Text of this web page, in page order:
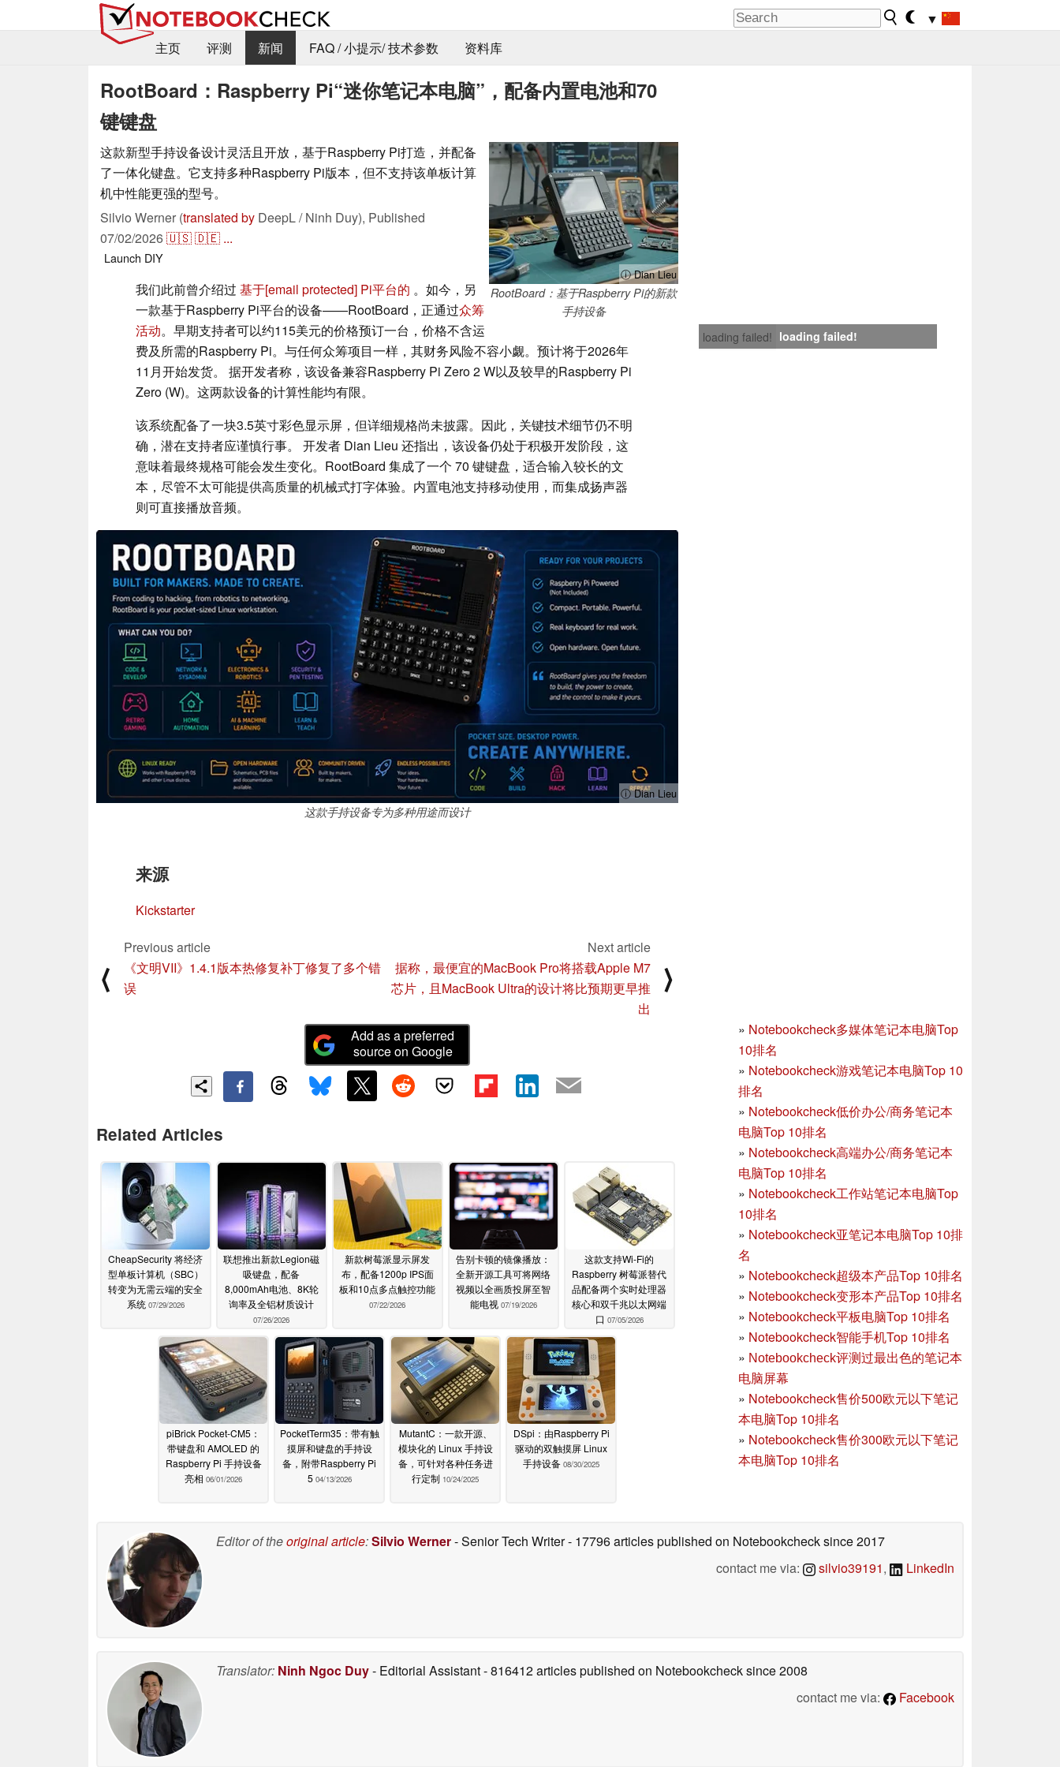
▼
主页
评测 新闻 FAQ / 小提示/ 技术参数 资料库
RootBoard：Raspberry Pi“迷你笔记本电脑”，配备内置电池和70
键键盘
ⓘ Dian Lieu
RootBoard：基于Raspberry Pi的新款
手持设备
这款新型手持设备设计灵活且开放，基于Raspberry Pi打造，并配备
了一体化键盘。它支持多种Raspberry Pi版本，但不支持该单板计算
机中性能更强的型号。
Silvio Werner (translated by DeepL / Ninh Duy), Published
07/02/2026🇺🇸🇩🇪 ...
Launch DIY
loading failed! loading failed!
我们此前曾介绍过 基于[email protected] Pi平台的 。如今，另
一款基于Raspberry Pi平台的设备——RootBoard，正通过众筹
活动。早期支持者可以约115美元的价格预订一台，价格不含运
费及所需的Raspberry Pi。与任何众筹项目一样，其财务风险不容小觑。预计将于2026年
11月开始发货。 据开发者称，该设备兼容Raspberry Pi Zero 2 W以及较早的Raspberry Pi
Zero (W)。这两款设备的计算性能均有限。
该系统配备了一块3.5英寸彩色显示屏，但详细规格尚未披露。因此，关键技术细节仍不明
确，潜在支持者应谨慎行事。 开发者 Dian Lieu 还指出，该设备仍处于积极开发阶段，这
意味着最终规格可能会发生变化。RootBoard 集成了一个 70 键键盘，适合输入较长的文
本，尽管不太可能提供高质量的机械式打字体验。内置电池支持移动使用，而集成扬声器
则可直接播放音频。
ⓘ Dian Lieu
这款手持设备专为多种用途而设计
来源
Kickstarter
⟨
Previous article
《文明VII》1.4.1版本热修复补丁修复了多个错
误
Next article
据称，最便宜的MacBook Pro将搭载Apple M7
芯片，且MacBook Ultra的设计将比预期更早推
出
⟩
» Notebookcheck多媒体笔记本电脑Top
10排名
» Notebookcheck游戏笔记本电脑Top 10
排名
» Notebookcheck低价办公/商务笔记本
电脑Top 10排名
» Notebookcheck高端办公/商务笔记本
电脑Top 10排名
» Notebookcheck工作站笔记本电脑Top
10排名
» Notebookcheck亚笔记本电脑Top 10排
名
» Notebookcheck超级本产品Top 10排名
» Notebookcheck变形本产品Top 10排名
» Notebookcheck平板电脑Top 10排名
» Notebookcheck智能手机Top 10排名
» Notebookcheck评测过最出色的笔记本
电脑屏幕
» Notebookcheck售价500欧元以下笔记
本电脑Top 10排名
» Notebookcheck售价300欧元以下笔记
本电脑Top 10排名
Add as a preferred
source on Google
Related Articles
CheapSecurity 将经济
型单板计算机（SBC）
转变为无需云端的安全
系统 07/29/2026
联想推出新款Legion磁
吸键盘，配备
8,000mAh电池、8K轮
询率及全铝材质设计
07/26/2026
新款树莓派显示屏发
布，配备1200p IPS面
板和10点多点触控功能
07/22/2026
告别卡顿的镜像播放：
全新开源工具可将网络
视频以全画质投屏至智
能电视 07/19/2026
这款支持Wi-Fi的
Raspberry 树莓派替代
品配备两个实时处理器
核心和双千兆以太网端
口 07/05/2026
piBrick Pocket-CM5：
带键盘和 AMOLED 的
Raspberry Pi 手持设备
亮相 06/01/2026
PocketTerm35：带有触
摸屏和键盘的手持设
备，附带Raspberry Pi
5 04/13/2026
MutantC：一款开源、
模块化的 Linux 手持设
备，可针对各种任务进
行定制 10/24/2025
DSpi：由Raspberry Pi
驱动的双触摸屏 Linux
手持设备 08/30/2025
Editor of theoriginal article:Silvio Werner- Senior Tech Writer- 17796 articles published on Notebookchecksince 2017
contact me via:
silvio39191, LinkedIn
Translator: Ninh Ngoc Duy- Editorial Assistant- 816412 articles published on Notebookchecksince 2008
contact me via:
Facebook